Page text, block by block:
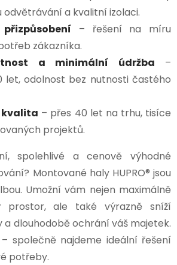
a kvalitní izolaci.
– řešení na míru
zákazníka.
a minimální údržba –
let, odolnost bez nutnosti častého
kvalita – přes 40 let na trhu, tisíce
projektů.
spolehlivé a cenově výhodné
Montované haly HUPRO® jsou
Umožní vám nejen maximálně
prostor, ale také výrazně sníží
a dlouhodobě ochrání váš majetek.
společně najdeme ideální řešení
potřeby.